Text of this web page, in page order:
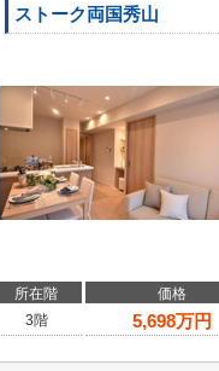
ストーク両国秀山
所在階 価格
3階
5,698万円